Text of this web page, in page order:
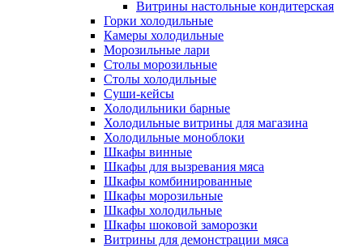
Витрины настольные кондитерская
Горки холодильные
Камеры холодильные
Морозильные лари
Столы морозильные
Столы холодильные
Суши-кейсы
Холодильники барные
Холодильные витрины для магазина
Холодильные моноблоки
Шкафы винные
Шкафы для вызревания мяса
Шкафы комбинированные
Шкафы морозильные
Шкафы холодильные
Шкафы шоковой заморозки
Витрины для демонстрации мяса